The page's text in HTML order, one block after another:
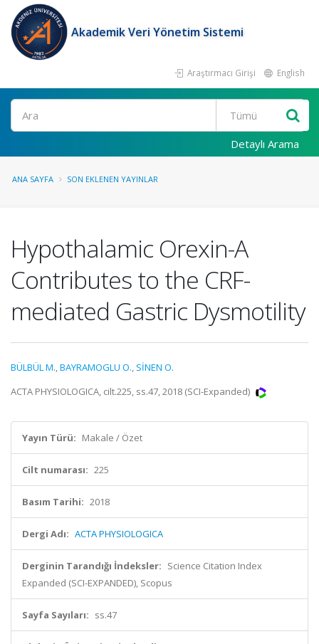
Akademik Veri Yönetim Sistemi
Araştırmacı Girişi English
Ara
Detaylı Arama
ANA SAYFA SON EKLENEN YAYINLAR
Hypothalamic Orexin-A
Contributes to the CRF-
mediated Gastric Dysmotility
BÜLBÜL M.,BAYRAMOGLU O., SİNEN O.
ACTA PHYSIOLOGICA, cilt.225, ss.47, 2018 (SCI-Expanded)
Yayın Türü: Makale / Özet
Cilt numarası: 225
Basım Tarihi: 2018
Dergi Adı: ACTA PHYSIOLOGICA
Derginin Tarandığı İndeksler: Science Citation Index
Expanded (SCI-EXPANDED), Scopus
Sayfa Sayıları: ss.47